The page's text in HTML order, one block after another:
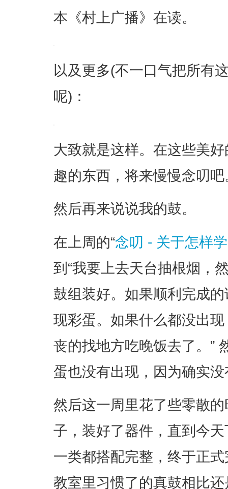
本《村上广播》在读。
以及更多(不一口气把所有
呢)：
大致就是这样。在这些美
趣的东西，将来慢慢念叨吧
然后再来说说我的鼓。
在上周的“念叨 - 关于怎样
到“我要上去天台抽根烟，
鼓组装好。如果顺利完成
现彩蛋。如果什么都没出
丧的找地方吃晚饭去了。”
蛋也没有出现，因为确实
然后这一周里花了些零散
子，装好了器件，直到今
一类都搭配完整，终于正
教室里习惯了的真鼓相比